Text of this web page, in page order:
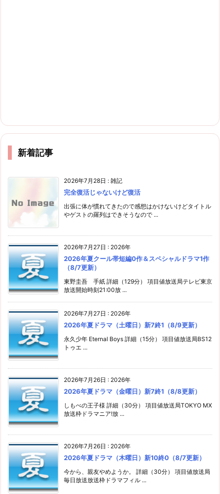
新着記事
2026年7月28日 : 雑記
完全復活じゃないけど復活
出張に体が慣れてきたので感想はかけないけどタイトル
やゲストの羅列はできそうなので ...
2026年7月27日 : 2026年
2026年夏クール帯短編0作＆スペシャルドラマ1作
（8/7更新）
東野圭吾 手紙 詳細（129分） 項目値放送局テレビ東京
放送開始時刻21:00放 ...
2026年7月27日 : 2026年
2026年夏ドラマ（土曜日）新7終1（8/9更新）
永久少年 Eternal Boys 詳細（15分） 項目値放送局BS12
トゥエ ...
2026年7月26日 : 2026年
2026年夏ドラマ（金曜日）新7終1（8/8更新）
しもべの王子様 詳細（30分） 項目値放送局TOKYO MX
放送枠ドラマニア!放 ...
2026年7月26日 : 2026年
2026年夏ドラマ（木曜日）新10終0（8/7更新）
今から、親友やめようか。 詳細（30分） 項目値放送局
毎日放送放送枠ドラマフィル ...